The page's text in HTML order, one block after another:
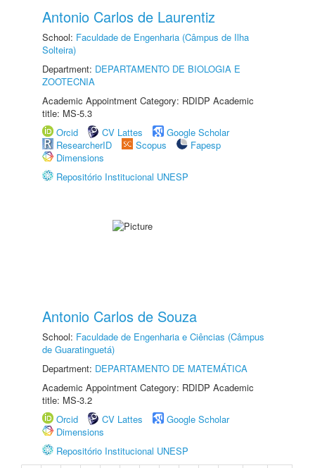
Antonio Carlos de Laurentiz
School: Faculdade de Engenharia (Câmpus de Ilha
Solteira)
Department: DEPARTAMENTO DE BIOLOGIA E
ZOOTECNIA
Academic Appointment Category: RDIDP Academic
title: MS-5.3
Orcid
CV Lattes
Google Scholar
ResearcherID
Scopus
Fapesp
Dimensions
Repositório Institucional UNESP
Antonio Carlos de Souza
School: Faculdade de Engenharia e Ciências (Câmpus
de Guaratinguetá)
Department: DEPARTAMENTO DE MATEMÁTICA
Academic Appointment Category: RDIDP Academic
title: MS-3.2
Orcid
CV Lattes
Google Scholar
Dimensions
Repositório Institucional UNESP